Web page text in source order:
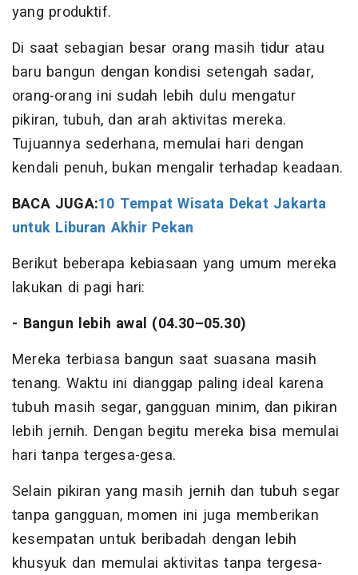
yang produktif.
Di saat sebagian besar orang masih tidur atau
baru bangun dengan kondisi setengah sadar,
orang-orang ini sudah lebih dulu mengatur
pikiran, tubuh, dan arah aktivitas mereka.
Tujuannya sederhana, memulai hari dengan
kendali penuh, bukan mengalir terhadap keadaan.
BACA JUGA:10 Tempat Wisata Dekat Jakarta
untuk Liburan Akhir Pekan
Berikut beberapa kebiasaan yang umum mereka
lakukan di pagi hari:
- Bangun lebih awal (04.30–05.30)
Mereka terbiasa bangun saat suasana masih
tenang. Waktu ini dianggap paling ideal karena
tubuh masih segar, gangguan minim, dan pikiran
lebih jernih. Dengan begitu mereka bisa memulai
hari tanpa tergesa-gesa.
Selain pikiran yang masih jernih dan tubuh segar
tanpa gangguan, momen ini juga memberikan
kesempatan untuk beribadah dengan lebih
khusyuk dan memulai aktivitas tanpa tergesa-